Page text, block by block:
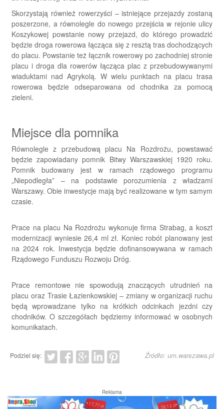
Skorzystają również rowerzyści – istniejące przejazdy zostaną
poszerzone, a równolegle do nowego przejścia w rejonie ulicy
Koszykowej powstanie nowy przejazd, do którego prowadzić
będzie droga rowerowa łącząca się z resztą tras dochodzących
do placu. Powstanie też łącznik rowerowy po zachodniej stronie
placu i droga dla rowerów łącząca plac z przebudowywanymi
wiaduktami nad Agrykolą. W wielu punktach na placu trasa
rowerowa będzie odseparowana od chodnika za pomocą
zieleni.
Miejsce dla pomnika
Równolegle z przebudową placu Na Rozdrożu, powstawać
będzie zapowiadany pomnik Bitwy Warszawskiej 1920 roku.
Pomnik budowany jest w ramach rządowego programu
„Niepodległa” – na podstawie porozumienia z władzami
Warszawy. Obie inwestycje mają być realizowane w tym samym
czasie.
Prace na placu Na Rozdrożu wykonuje firma Strabag, a koszt
modernizacji wyniesie 26,4 ml zł. Koniec robót planowany jest
na 2024 rok. Inwestycja będzie dofinansowywana w ramach
Rządowego Funduszu Rozwoju Dróg.
Prace remontowe nie spowodują znaczących utrudnień na
placu oraz Trasie Łazienkowskiej – zmiany w organizacji ruchu
będą wprowadzane tylko na krótkich odcinkach jezdni czy
chodników. O szczegółach będziemy informować w osobnych
komunikatach.
Podziel się: Źródło: um.warszawa.pl
Reklama